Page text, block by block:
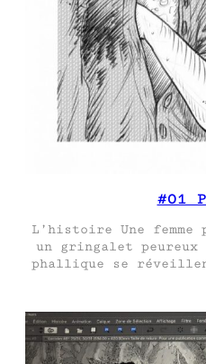
#01
L’histoire Une
un gringalet peureux
phallique se